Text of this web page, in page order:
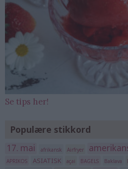
Se tips her!
Populære stikkord
17. mai afrikansk Airfryer
APRIKOS ASIATISK açai BAGELS Baklava